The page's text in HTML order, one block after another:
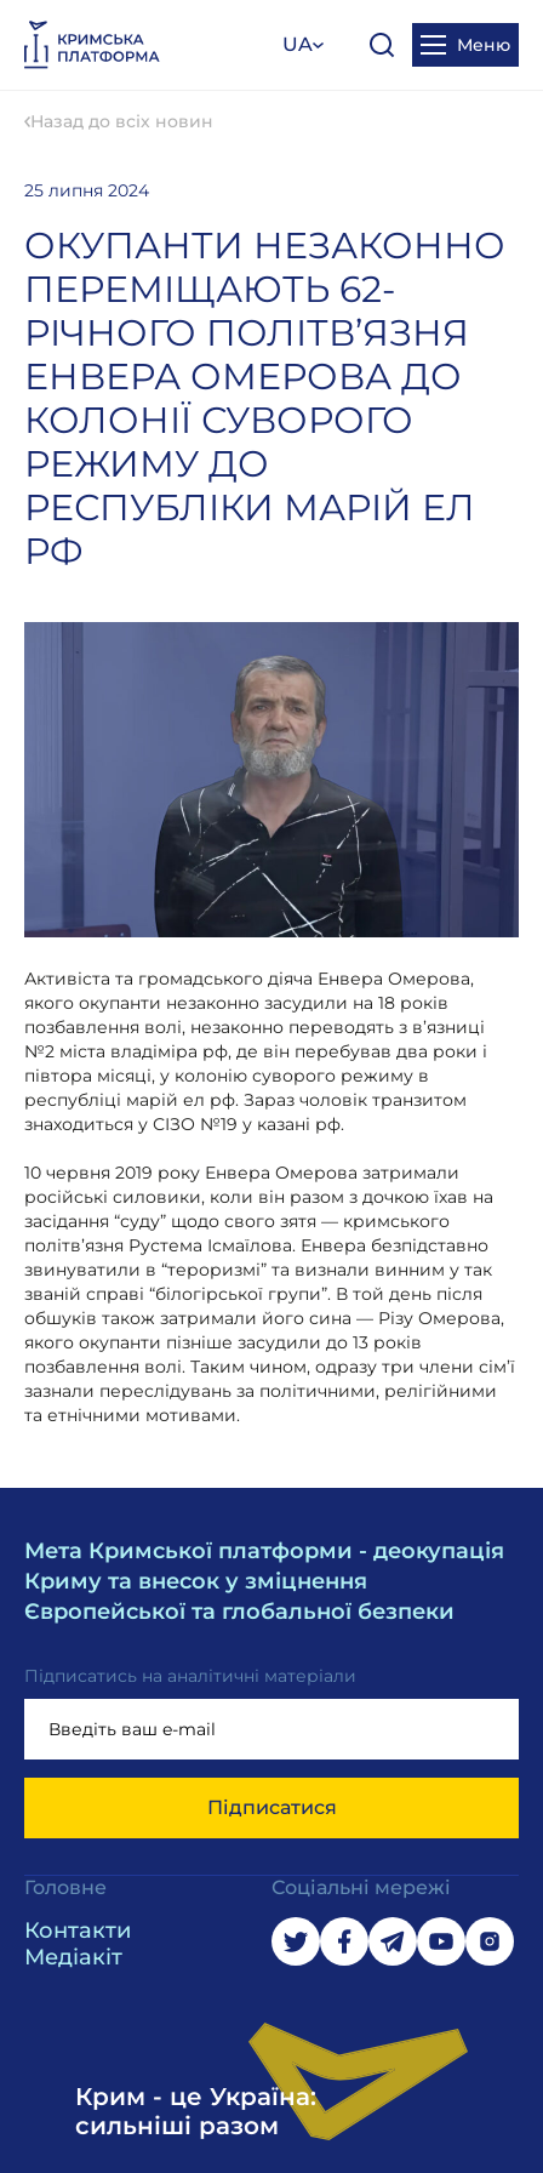
UA Меню
Назад до всіх новин
25 липня 2024
ОКУПАНТИ НЕЗАКОННО
ПЕРЕМІЩАЮТЬ 62-
РІЧНОГО ПОЛІТВ’ЯЗНЯ
ЕНВЕРА ОМЕРОВА ДО
КОЛОНІЇ СУВОРОГО
РЕЖИМУ ДО
РЕСПУБЛІКИ МАРІЙ ЕЛ
РФ
Активіста та громадського діяча Енвера Омерова,
якого окупанти незаконно засудили на 18 років
позбавлення волі, незаконно переводять з в’язниці
№2 міста владіміра рф, де він перебував два роки і
півтора місяці, у колонію суворого режиму в
республіці марій ел рф. Зараз чоловік транзитом
знаходиться у СІЗО №19 у казані рф.
10 червня 2019 року Енвера Омерова затримали
російські силовики, коли він разом з дочкою їхав на
засідання “суду” щодо свого зятя — кримського
політв’язня Рустема Ісмаїлова. Енвера безпідставно
звинуватили в “тероризмі” та визнали винним у так
званій справі “білогірської групи”. В той день після
обшуків також затримали його сина — Різу Омерова,
якого окупанти пізніше засудили до 13 років
позбавлення волі. Таким чином, одразу три члени сім’ї
зазнали переслідувань за політичними, релігійними
та етнічними мотивами.
Мета Кримської платформи - деокупація
Криму та внесок у зміцнення
Європейської та глобальної безпеки
Підписатись на аналітичні матеріали
Підписатися
Головне
Контакти
Медіакіт
Соціальні мережі
Крим - це Україна:
сильніші разом